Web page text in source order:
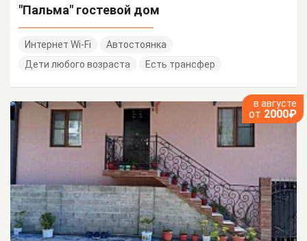
"Пальма" гостевой дом
Интернет Wi-Fi
Автостоянка
Дети любого возраста
Есть трансфер
в августе
от 2000₽